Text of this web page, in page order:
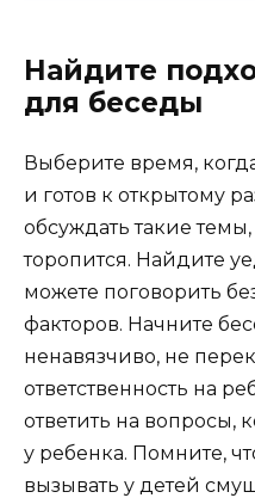
Найдите
для беседы
Выберите время,
и готов к открытому
обсуждать такие
торопится. Найдите
можете поговорить
факторов. Начните
ненавязчиво, не
ответственность на
ответить на вопросы,
у ребенка. Помните,
вызывать у детей